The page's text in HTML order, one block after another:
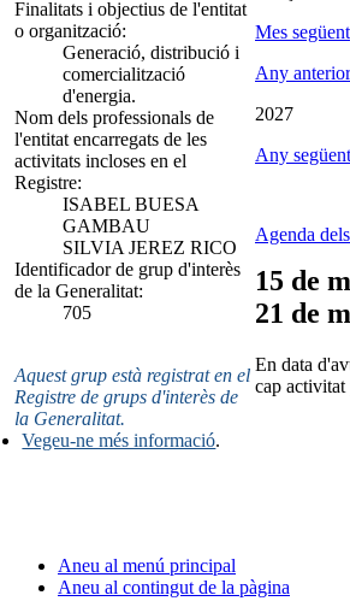
Finalitats i objectius de l'entitat
o organització:
Generació, distribució i
comercialització
d'energia.
Nom dels professionals de
l'entitat encarregats de les
activitats incloses en el
Registre:
ISABEL BUESA
GAMBAU
SILVIA JEREZ RICO
Identificador de grup d'interès
de la Generalitat:
705
Aquest grup està registrat en el
Registre de grups d'interès de
la Generalitat.
Vegeu-ne més informació.
Mes següent
Any anterior
2027
Any següent
Agenda
15 de
21 de
En data
cap activitat
Aneu al menú principal
Aneu al contingut de la pàgina